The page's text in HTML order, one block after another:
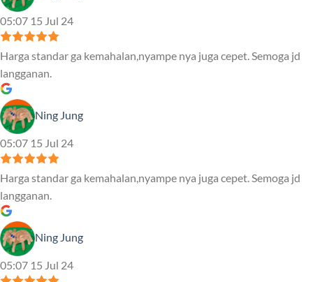
05:07 15 Jul 24
Harga standar ga kemahalan,nyampe nya juga cepet. Semoga jd
langganan.
Ning Jung
05:07 15 Jul 24
Harga standar ga kemahalan,nyampe nya juga cepet. Semoga jd
langganan.
Ning Jung
05:07 15 Jul 24